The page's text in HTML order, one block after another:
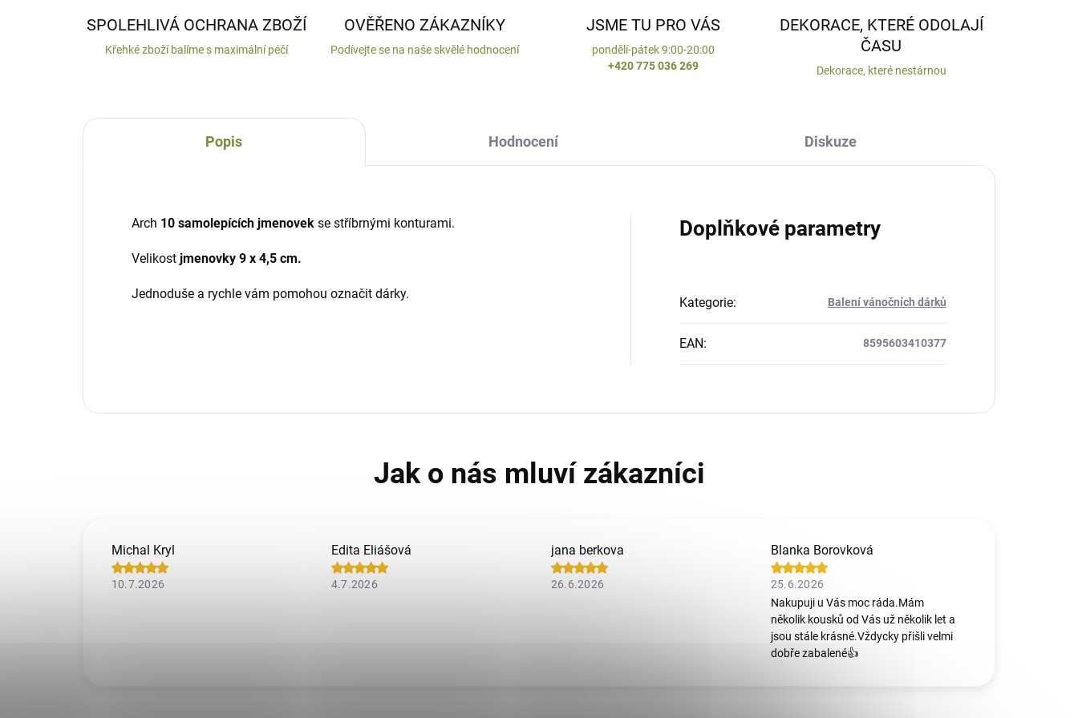
SPOLEHLIVÁ OCHRANA ZBOŽÍ
Křehké zboží balíme s maximální péčí
OVĚŘENO ZÁKAZNÍKY
Podívejte se na naše skvělé hodnocení
JSME TU PRO VÁS
pondělí-pátek 9:00-20:00
+420 775 036 269
DEKORACE, KTERÉ ODOLAJÍ
ČASU
Dekorace, které nestárnou
Popis Hodnocení Diskuze
Arch 10 samolepících jmenovek se stříbrnými konturami.
Velikost jmenovky 9 x 4,5 cm.
Jednoduše a rychle vám pomohou označit dárky.
Doplňkové parametry
Kategorie: Balení vánočních dárků
EAN: 8595603410377
Michal Kryl
10.7.2026
Edita Eliášová
4.7.2026
jana berkova
26.6.2026
Blanka Borovková
25.6.2026
Nakupuji u Vás moc ráda.Mám
několik kousků od Vás už několik let a
jsou stále krásné.Vždycky přišli velmi
dobře zabalené👍